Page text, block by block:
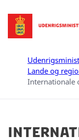
Gå til forsiden
Lande og
Internationale